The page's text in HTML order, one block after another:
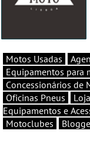
Motos Usadas
Equipamentos para
Concessionários de
Oficinas Pneus
Equipamentos e
Motoclubes